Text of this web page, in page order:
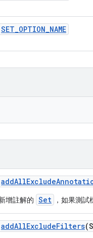
SET_OPTION_NAME
addAllExclude
增註解的 Set ，如果測試
addAllExcludeFilters